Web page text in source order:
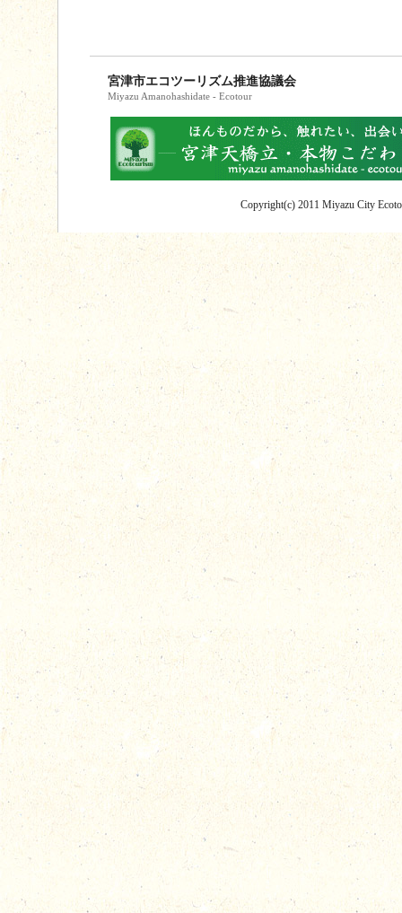
宮津市エコツーリズム推進協議会
Miyazu Amanohashidate - Ecotour
Copyright(c) 2011 Miyazu City